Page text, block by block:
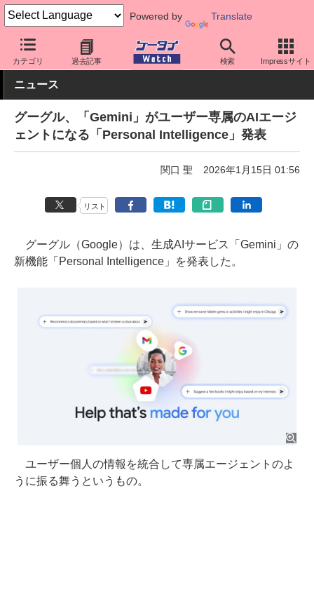
Powered by Translate
カテゴリ 過去記事 検索 Impressサイト
ケータイ Watch 業界動向 Google
ニュース
グーグル、「Gemini」がユーザー専属のAIエージ
ェントになる「Personal Intelligence」発表
関口 聖 2026年1月15日 01:56
リスト
グーグル（Google）は、生成AIサービス「Gemini」の
新機能「Personal Intelligence」を発表した。
ユーザー個人の情報を統合して専属エージェントのよ
うに振る舞うというもの。